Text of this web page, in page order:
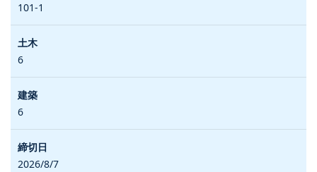
101-1
6
6
2026/8/7